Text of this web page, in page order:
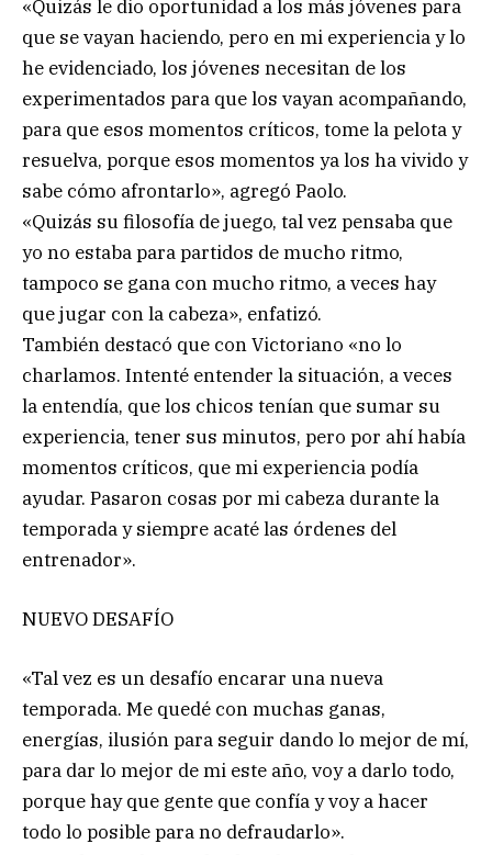
«Quizás le dio oportunidad a los más jóvenes para
que se vayan haciendo, pero en mi experiencia y lo
he evidenciado, los jóvenes necesitan de los
experimentados para que los vayan acompañando,
para que esos momentos críticos, tome la pelota y
resuelva, porque esos momentos ya los ha vivido y
sabe cómo afrontarlo», agregó Paolo.
«Quizás su filosofía de juego, tal vez pensaba que
yo no estaba para partidos de mucho ritmo,
tampoco se gana con mucho ritmo, a veces hay
que jugar con la cabeza», enfatizó.
También destacó que con Victoriano «no lo
charlamos. Intenté entender la situación, a veces
la entendía, que los chicos tenían que sumar su
experiencia, tener sus minutos, pero por ahí había
momentos críticos, que mi experiencia podía
ayudar. Pasaron cosas por mi cabeza durante la
temporada y siempre acaté las órdenes del
entrenador».
NUEVO DESAFÍO
«Tal vez es un desafío encarar una nueva
temporada. Me quedé con muchas ganas,
energías, ilusión para seguir dando lo mejor de mí,
para dar lo mejor de mi este año, voy a darlo todo,
porque hay que gente que confía y voy a hacer
todo lo posible para no defraudarlo».